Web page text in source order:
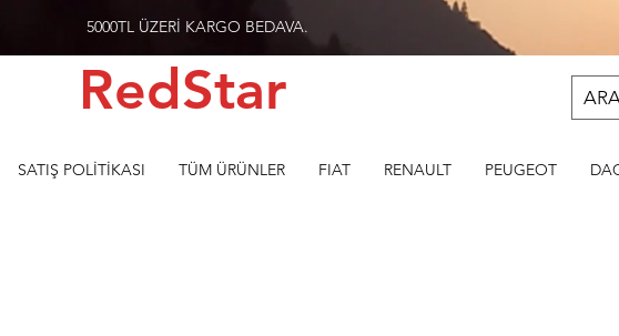
5000TL ÜZERİ KARGO BEDAVA.
RedStar
SATIŞ POLİTİKASI TÜM ÜRÜNLER FIAT RENAULT PEUGEOT